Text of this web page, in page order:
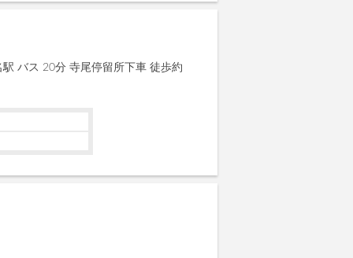
バス 20分 寺尾停留所下車 徒歩約